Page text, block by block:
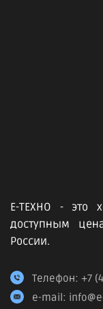
Е-ТЕХНО - это
доступным
России.
Телефон: +7
e-mail: